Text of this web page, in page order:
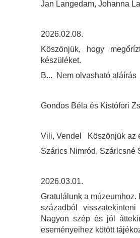
Jan Langedam, Johanna
2026.02.08.
Köszönjük, hogy
készüléket.
B... Nem olvasható aláírás
Gondos Béla és Kistófori
Vili, Vendel Köszönjük az
Szárics Nimród, Száricsné
2026.03.01.
Gratulálunk a
századból
Nagyon szép és jól
eseményeihez kötött